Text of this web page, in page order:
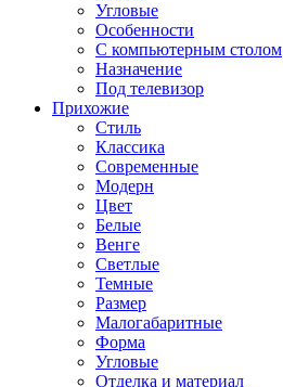
Угловые
Особенности
С компьютерным столом
Назначение
Под телевизор
Прихожие
Стиль
Классика
Современные
Модерн
Цвет
Белые
Венге
Светлые
Темные
Размер
Малогабаритные
Форма
Угловые
Отделка и материал